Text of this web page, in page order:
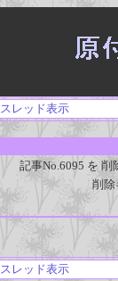
スレッド表示
記事No.6095 を
削除
スレッド表示